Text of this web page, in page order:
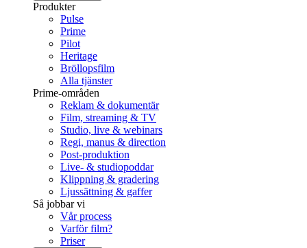
Produkter
Pulse
Prime
Pilot
Heritage
Bröllopsfilm
Alla tjänster
Prime-områden
Reklam & dokumentär
Film, streaming & TV
Studio, live & webinars
Regi, manus & direction
Post-produktion
Live- & studiopoddar
Klippning & gradering
Ljussättning & gaffer
Så jobbar vi
Vår process
Varför film?
Priser